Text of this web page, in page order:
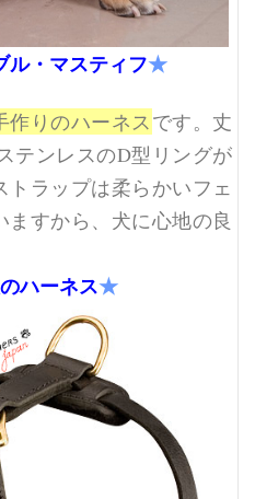
ル・マスティフ★
作りのハーネスです。丈
テンレスのD型リングが
ラップは柔らかいフェ
すから、犬に心地の良
ハーネス★